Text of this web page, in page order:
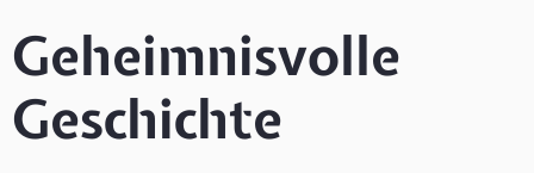
Geheimnisvolle
Geschichte